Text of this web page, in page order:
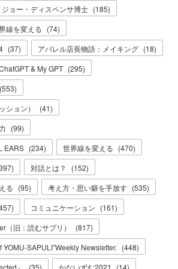
ジョー・ディスペンサ博士 (185)
線を変える (74)
(37) アパレル店長物語：メイキング (18)
& My GPT (295)
(553)
ション）
(41)
(99)
EARS (234) 世界線を変える (470)
) 対話とは？ (152)
る (95) 考え方・思い癖を手放す (535)
) コミュニケーション (161)
（旧：読むサプリ）
(817)
SAPULI”Weekly Newsletter. (448)
』
(35) かないずむ2021 (14)